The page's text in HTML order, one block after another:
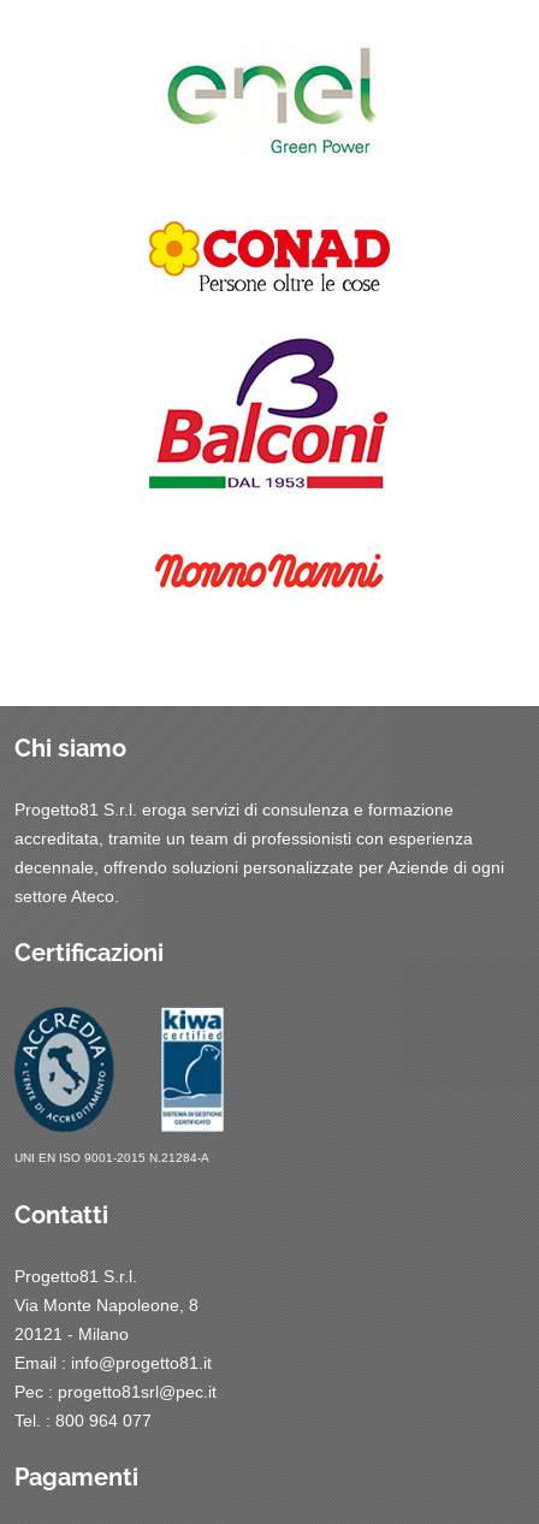
Chi siamo
Progetto81 S.r.l. eroga servizi di consulenza e formazione
accreditata, tramite un team di professionisti con esperienza
decennale, offrendo soluzioni personalizzate per Aziende di ogni
settore Ateco.
Certificazioni
UNI EN ISO 9001-2015 N.21284-A
Contatti
Progetto81 S.r.l.
Via Monte Napoleone, 8
20121 - Milano
Email : info@progetto81.it
Pec : progetto81srl@pec.it
Tel. : 800 964 077
Pagamenti